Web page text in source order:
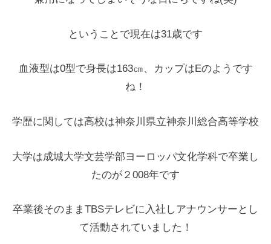
ということで現在は31歳です
血液型は0型で身長は163㎝、カップはEのようです
ね！
学歴に関しては高校は神奈川県立神奈川総合高等学校
大学は成城大学文芸学部ヨーロッパ文化学科で卒業し
たのが２008年です
卒業後そのままTBSテレビに入社しアナウンサーとし
て活動されていました！